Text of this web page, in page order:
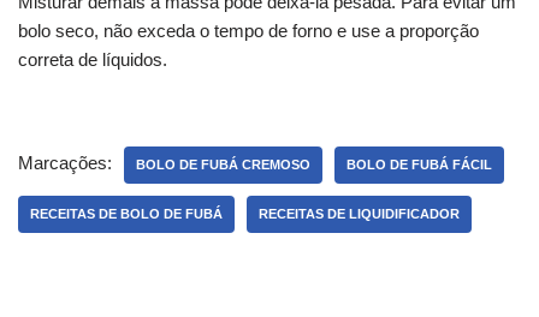
bolo seco, não exceda o tempo de forno e use a proporção
correta de líquidos.
Marcações: BOLO DE FUBÁ CREMOSO BOLO DE FUBÁ FÁCIL
RECEITAS DE BOLO DE FUBÁ RECEITAS DE LIQUIDIFICADOR